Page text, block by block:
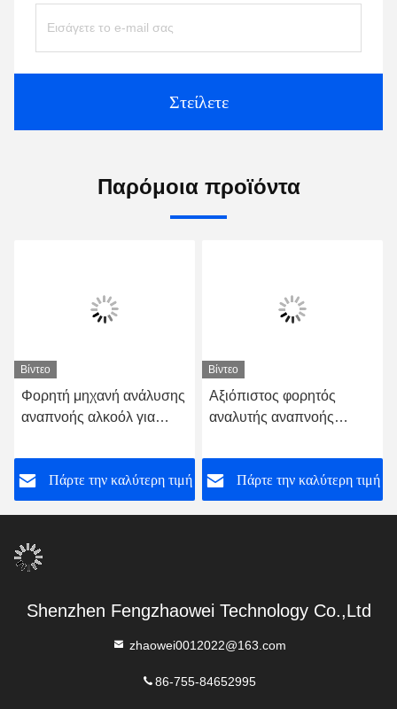
Στείλετε
Παρόμοια προϊόντα
Βίντεο
Φορητή μηχανή ανάλυσης
αναπνοής αλκοόλ για
δοκιμή Mr Black 1000
Πάρτε την καλύτερη τιμή
Βίντεο
Αξιόπιστος φορητός
αναλυτής αναπνοής
αισθητήρα
Πάρτε την καλύτερη τιμή
Shenzhen Fengzhaowei Technology Co.,Ltd
zhaowei0012022@163.com
86-755-84652995